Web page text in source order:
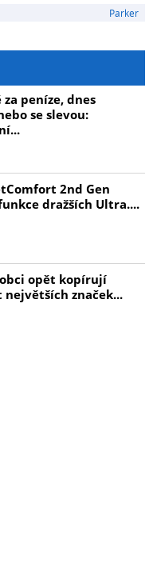
Parker
peníze, dnes
se slevou:
2nd Gen
dražších Ultra....
opět kopírují
největších značek...